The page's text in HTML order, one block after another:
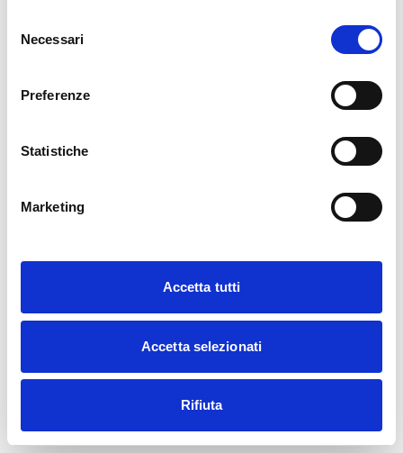
delNecessari
Preferenze
Statistiche
Marketing
Accetta tutti
Accetta selezionati
Rifiuta